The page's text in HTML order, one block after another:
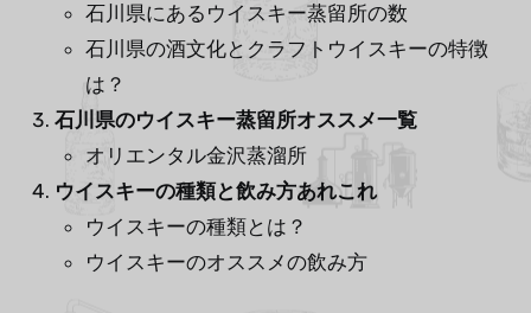
石川県にあるウイスキー蒸留所の数
石川県の酒文化とクラフトウイスキーの特徴
は？
石川県のウイスキー蒸留所オススメ一覧
オリエンタル金沢蒸溜所
ウイスキーの種類と飲み方あれこれ
ウイスキーの種類とは？
ウイスキーのオススメの飲み方